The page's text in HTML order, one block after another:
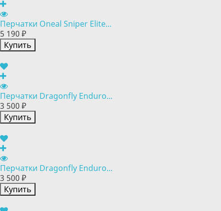
Перчатки Oneal Sniper Elite...
5 190 ₽
Купить
Перчатки Dragonfly Enduro...
3 500 ₽
Купить
Перчатки Dragonfly Enduro...
3 500 ₽
Купить